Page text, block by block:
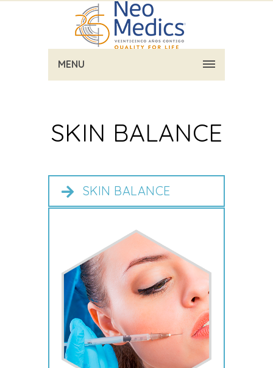
MENU
SKIN BALANCE
SKIN BALANCE